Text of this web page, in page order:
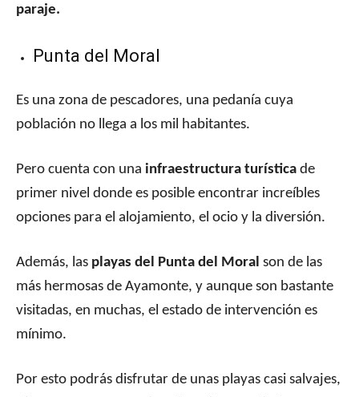
paraje.
Punta del Moral
Es una zona de pescadores, una pedanía cuya
población no llega a los mil habitantes.
Pero cuenta con una infraestructura turística de
primer nivel donde es posible encontrar increíbles
opciones para el alojamiento, el ocio y la diversión.
Además, las playas del Punta del Moral son de las
más hermosas de Ayamonte, y aunque son bastante
visitadas, en muchas, el estado de intervención es
mínimo.
Por esto podrás disfrutar de unas playas casi salvajes,